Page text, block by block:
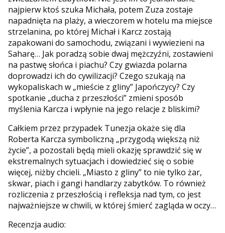
najpierw ktoś szuka Michała, potem Zuza zostaje
napadnięta na plaży, a wieczorem w hotelu ma miejsce
strzelanina, po której Michał i Karcz zostają
zapakowani do samochodu, związani i wywiezieni na
Saharę… Jak poradzą sobie dwaj mężczyźni, zostawieni
na pastwę słońca i piachu? Czy gwiazda polarna
doprowadzi ich do cywilizacji? Czego szukają na
wykopaliskach w „mieście z gliny” Japończycy? Czy
spotkanie „ducha z przeszłości” zmieni sposób
myślenia Karcza i wpłynie na jego relacje z bliskimi?
Całkiem przez przypadek Tunezja okaże się dla
Roberta Karcza symboliczną „przygodą większą niż
życie”, a pozostali będą mieli okazję sprawdzić się w
ekstremalnych sytuacjach i dowiedzieć się o sobie
więcej, niżby chcieli. „Miasto z gliny” to nie tylko żar,
skwar, piach i gangi handlarzy zabytków. To również
rozliczenia z przeszłością i refleksja nad tym, co jest
najważniejsze w chwili, w której śmierć zagląda w oczy…
Recenzja audio: